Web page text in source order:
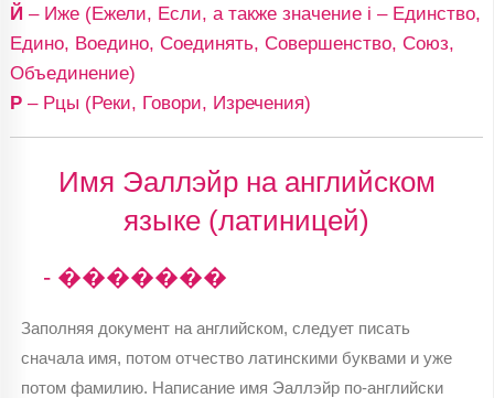
Й – Иже (Ежели, Если, а также значение i – Единство,
Едино, Воедино, Соединять, Совершенство, Союз,
Объединение)
Р– Рцы (Реки, Говори, Изречения)
Имя Эаллэйр на английском
языке (латиницей)
- �������
Заполняя документ на английском, следует писать
сначала имя, потом отчество латинскими буквами и уже
потом фамилию. Написание имя Эаллэйр по-английски